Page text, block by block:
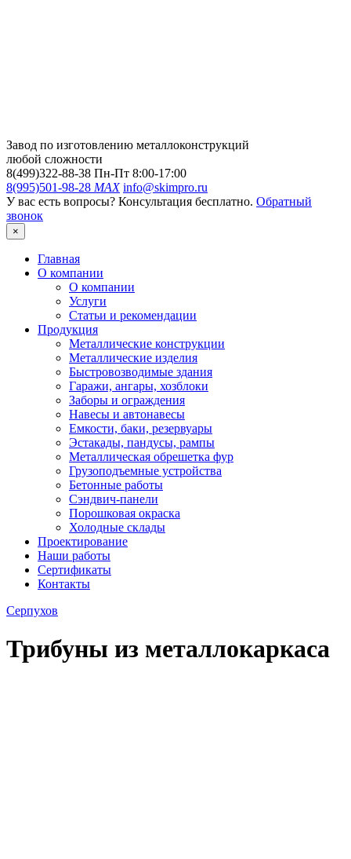
Завод по изготовлению металлоконструкций
любой сложности
8(499)322-88-38 Пн-Пт 8:00-17:00
8(995)501-98-28 MAX info@skimpro.ru
У вас есть вопросы? Консультация бесплатно. Обратный
звонок
×
Главная
О компании
О компании
Услуги
Статьи и рекомендации
Продукция
Металлические конструкции
Металлические изделия
Быстровозводимые здания
Гаражи, ангары, хозблоки
Заборы и ограждения
Навесы и автонавесы
Емкости, баки, резервуары
Эстакады, пандусы, рампы
Металлическая обрешетка фур
Грузоподъемные устройства
Бетонные работы
Сэндвич-панели
Порошковая окраска
Холодные склады
Проектирование
Наши работы
Сертификаты
Контакты
Серпухов
Трибуны из металлокаркаса